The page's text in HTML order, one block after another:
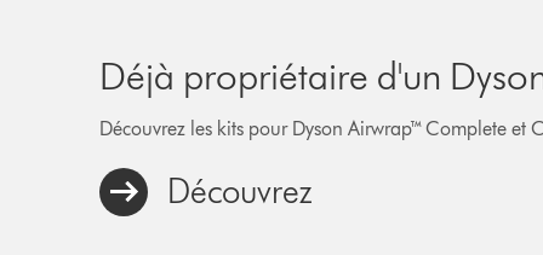
Déjà propriétaire d'un
Découvrez les kits pour Dyson Airwrap™ Complete et
Découvrez